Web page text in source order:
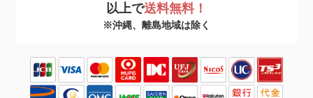
以上で送料無料！
※沖縄、離島地域は除く